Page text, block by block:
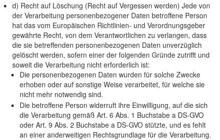
d) Recht auf Löschung (Recht auf Vergessen werden) Jede von
der Verarbeitung personenbezogener Daten betroffene Person
hat das vom Europäischen Richtlinien- und Verordnungsgeber
gewährte Recht, von dem Verantwortlichen zu verlangen, dass
die sie betreffenden personenbezogenen Daten unverzüglich
gelöscht werden, sofern einer der folgenden Gründe zutrifft und
soweit die Verarbeitung nicht erforderlich ist:
Die personenbezogenen Daten wurden für solche Zwecke
erhoben oder auf sonstige Weise verarbeitet, für welche sie
nicht mehr notwendig sind.
Die betroffene Person widerruft ihre Einwilligung, auf die sich
die Verarbeitung gemäß Art. 6 Abs. 1 Buchstabe a DS-GVO
oder Art. 9 Abs. 2 Buchstabe a DS-GVO stützte, und es fehlt
an einer anderweitigen Rechtsgrundlage für die Verarbeitung.